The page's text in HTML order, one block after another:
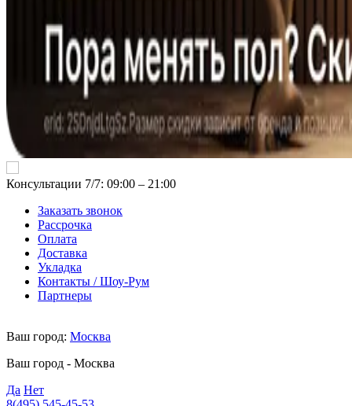
Консультации 7/7: 09:00 ‒ 21:00
Заказать звонок
Рассрочка
Оплата
Доставка
Укладка
Контакты / Шоу-Рум
Партнеры
Ваш город: Москва
Ваш город - Москва
Да Нет